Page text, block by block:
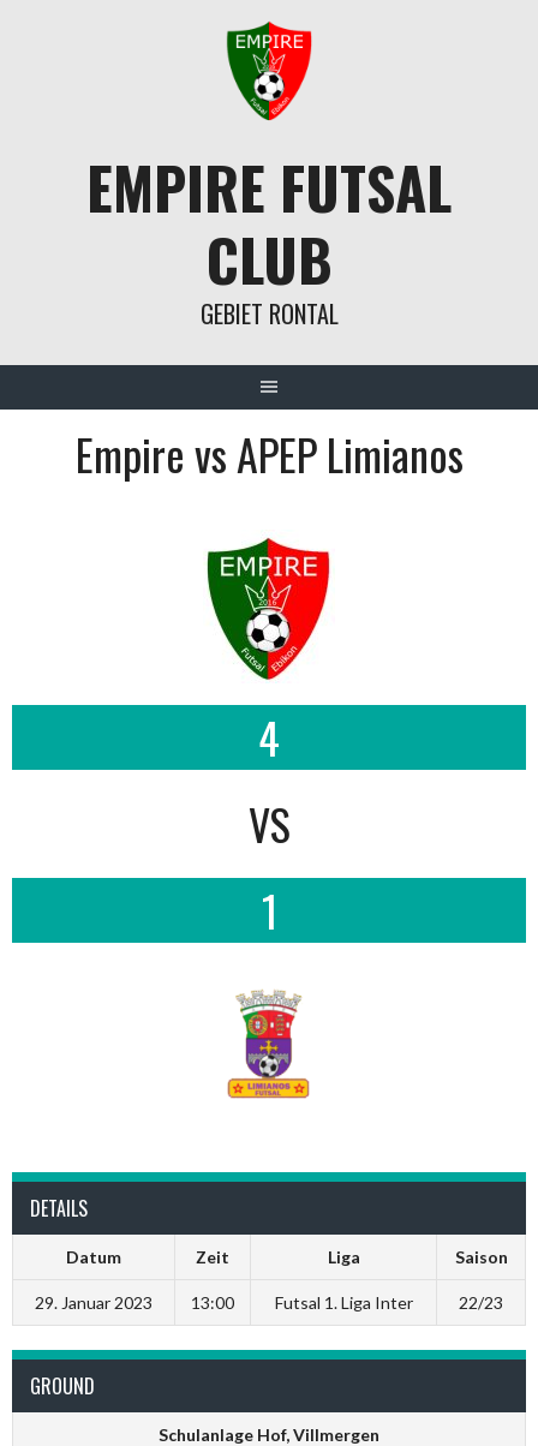
EMPIRE FUTSAL
CLUB
GEBIET RONTAL
Empire vs APEP Limianos
4
VS
1
DETAILS
Datum Zeit Liga Saison
29. Januar 2023 13:00 Futsal 1. Liga Inter 22/23
GROUND
Schulanlage Hof, Villmergen